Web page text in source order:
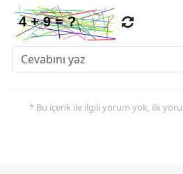
* Bu içerik ile ilgili yorum yok, ilk